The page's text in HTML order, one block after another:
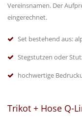
Vereinsnamen. Der
eingerechnet.
Set bestehend aus:
Stegstutzen oder
hochwertige
Trikot + Hose Q-